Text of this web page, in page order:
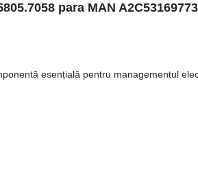
para MAN
esențială pentru managementul